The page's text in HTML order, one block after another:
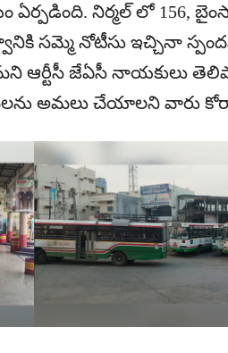
నిర్మల్ లో 156,
సమ్మె నోటీసు ఇచ్చినా
ఆర్టీసీ జేఏసీ నాయకులు
అమలు చేయాలని వారు